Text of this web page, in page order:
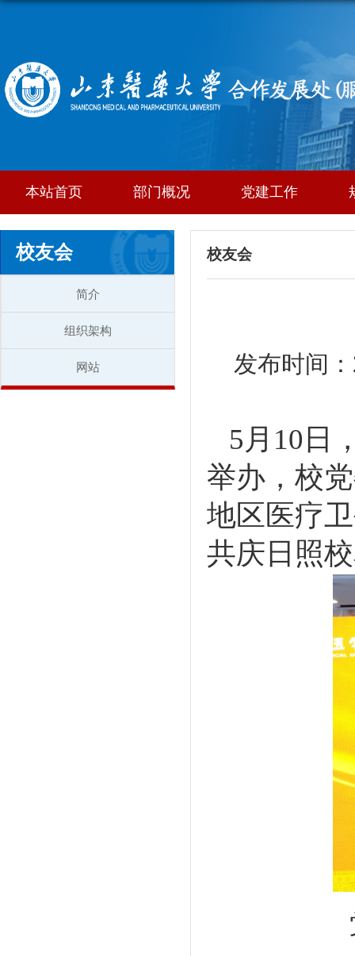
本站首页 部门概况 党建工作
校友会
简介
组织架构
网站
校友会
发布时间
5 月 10 日
举办，校
地区医疗
共庆日照